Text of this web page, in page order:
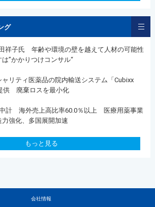
グ
祥子氏 年齢や環境の壁を越えて人材の可能性
”かかりつけコンサル“
リティ医薬品の院内輸送システム「Cubixx
供 廃棄ロスを最小化
計 海外売上高比率60.0％以上 医療用薬事業
強化、多国展開加速
もっと見る
会社情報